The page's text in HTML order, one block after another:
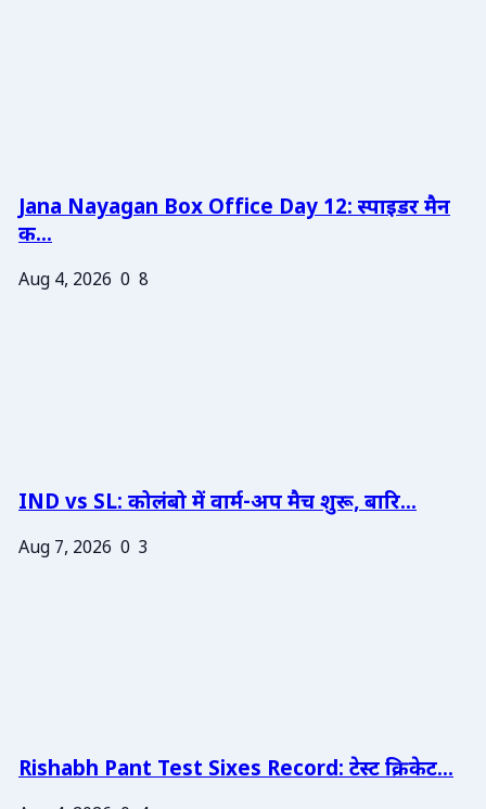
Jana Nayagan Box Office Day 12: स्पाइडर मैन
क...
Aug 4, 2026 0 8
IND vs SL: कोलंबो में वार्म-अप मैच शुरू, बारि...
Aug 7, 2026 0 3
Rishabh Pant Test Sixes Record: टेस्ट क्रिकेट...